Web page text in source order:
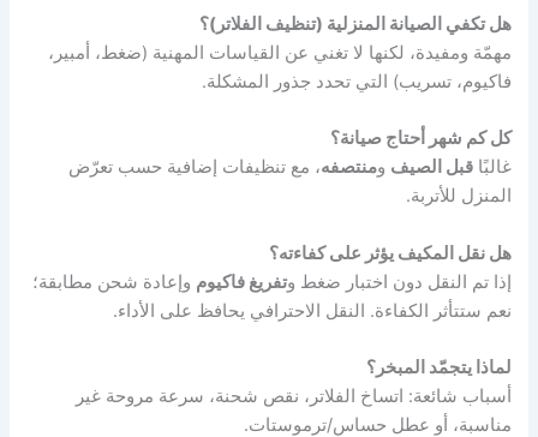
هل تكفي الصيانة المنزلية (تنظيف الفلاتر)؟
مهمّة ومفيدة، لكنها لا تغني عن القياسات المهنية (ضغط، أمبير،
فاكيوم، تسريب) التي تحدد جذور المشكلة.
كل كم شهر أحتاج صيانة؟
غالبًاقبل الصيف ومنتصفه، مع تنظيفات إضافية حسب تعرّض
المنزل للأتربة.
هل نقل المكيف يؤثر على كفاءته؟
إذا تم النقل دون اختبار ضغط وتفريغ فاكيوم وإعادة شحن مطابقة؛
نعم ستتأثر الكفاءة. النقل الاحترافي يحافظ على الأداء.
لماذا يتجمّد المبخر؟
أسباب شائعة: اتساخ الفلاتر، نقص شحنة، سرعة مروحة غير
مناسبة، أو عطل حساس/ترموستات.